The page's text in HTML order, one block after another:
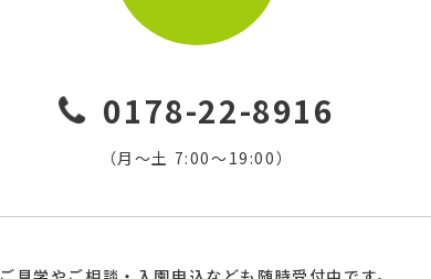
0178-22-8916
（月〜土 7:00〜19:00）